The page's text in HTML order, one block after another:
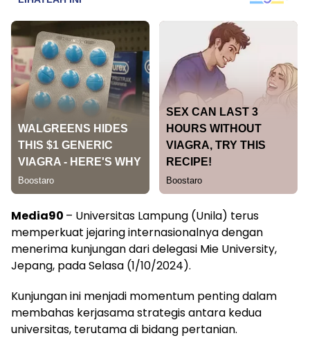
Media90 – Universitas Lampung (Unila) terus
memperkuat jejaring internasionalnya dengan
menerima kunjungan dari delegasi Mie University,
Jepang, pada Selasa (1/10/2024).
Kunjungan ini menjadi momentum penting dalam
membahas kerjasama strategis antara kedua
universitas, terutama di bidang pertanian.